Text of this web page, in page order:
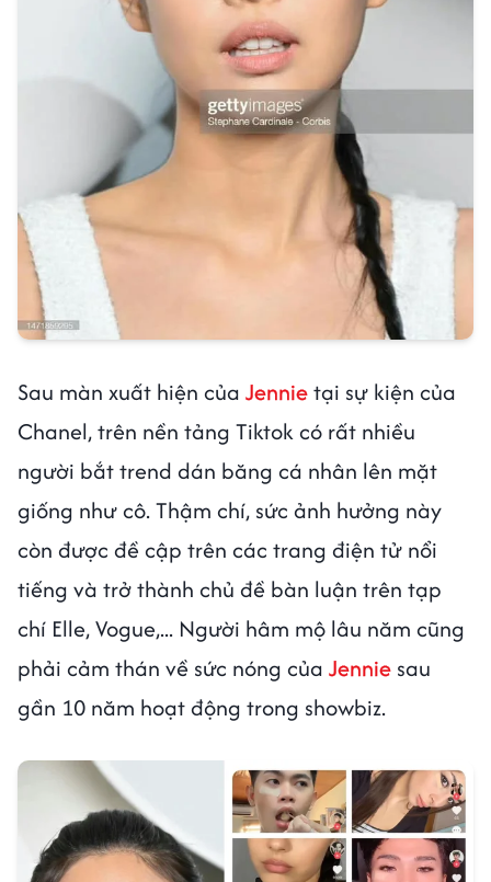
Sau màn xuất hiện của Jennietại sự kiện của
Chanel, trên nền tảng Tiktok có rất nhiều
người bắt trend dán băng cá nhân lên mặt
giống như cô. Thậm chí, sức ảnh hưởng này
còn được đề cập trên các trang điện tử nổi
tiếng và trở thành chủ đề bàn luận trên tạp
chí Elle, Vogue,... Người hâm mộ lâu năm cũng
phải cảm thán về sức nóng của Jennie sau
gần 10 năm hoạt động trong showbiz.